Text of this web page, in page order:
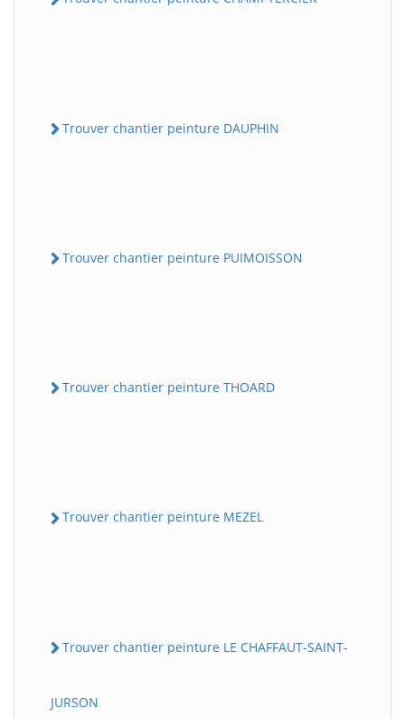
Trouver chantier peinture DAUPHIN
Trouver chantier peinture PUIMOISSON
Trouver chantier peinture THOARD
Trouver chantier peinture MEZEL
Trouver chantier peinture LE CHAFFAUT-SAINT-
JURSON